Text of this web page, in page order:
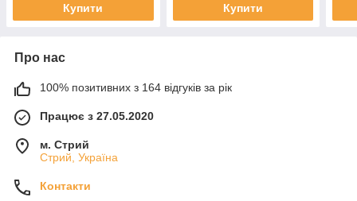
Купити Купити
Про нас
100% позитивних з 164 відгуків за рік
Працює з 27.05.2020
м. Стрий
Стрий, Україна
Контакти